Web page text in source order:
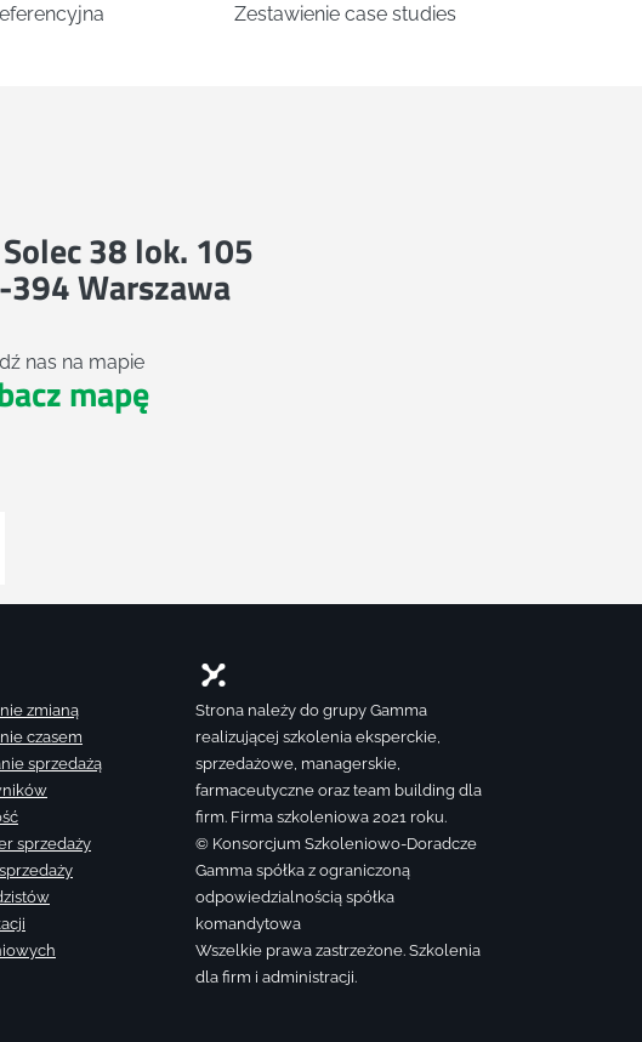
Zestawienie case studies
38 lok. 105
Warszawa
nas na mapie
mapę
zmianą
czasem
sprzedażą
sprzedaży
Strona należy do grupy Gamma
realizującej szkolenia eksperckie,
sprzedażowe, managerskie,
farmaceutyczne oraz team building dla
firm. Firma szkoleniowa 2021 roku.
© Konsorcjum Szkoleniowo-Doradcze
Gamma spółka z ograniczoną
odpowiedzialnością spółka
komandytowa
Wszelkie prawa zastrzeżone. Szkolenia
dla firm i administracji.